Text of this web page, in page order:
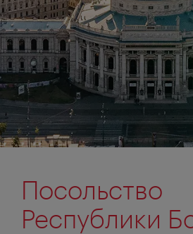
Посольство
Республики